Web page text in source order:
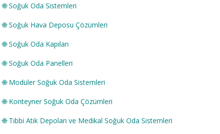
🌐Soğuk Oda Sistemleri
🌐Soğuk Hava Deposu Çözümleri
🌐Soğuk Oda Kapıları
🌐Soğuk Oda Panelleri
🌐 Modüler Soğuk Oda Sistemleri
🌐 Konteyner Soğuk Oda Çözümleri
🌐 Tıbbi Atık Depoları ve Medikal Soğuk Oda Sistemleri